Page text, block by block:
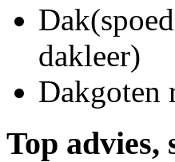
dakleer)
Dakgoten
Top